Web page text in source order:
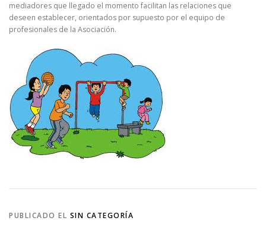
mediadores que llegado el momento facilitan las relaciones que
deseen establecer, orientados por supuesto por el equipo de
profesionales de la Asociación.
PUBLICADO EL SIN CATEGORÍA